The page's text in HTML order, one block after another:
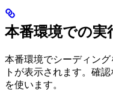
本番環境での実
本番環境でシーディン
トが表示されます。確
を使います。